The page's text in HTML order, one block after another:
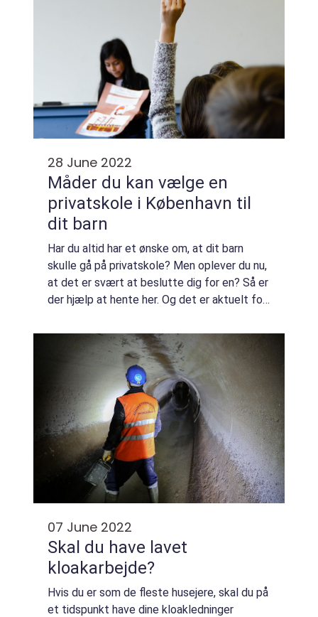
28 June 2022
Måder du kan vælge en
privatskole i København til
dit barn
Har du altid har et ønske om, at dit barn
skulle gå på privatskole? Men oplever du nu,
at det er svært at beslutte dig for en? Så er
der hjælp at hente her. Og det er aktuelt for
København. Find frem til en priva...
07 June 2022
Skal du have lavet
kloakarbejde?
Hvis du er som de fleste husejere, skal du på
et tidspunkt have dine kloakledninger